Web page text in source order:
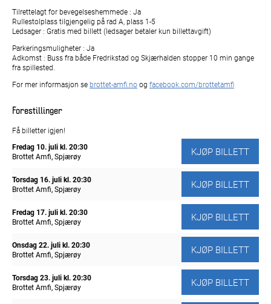
Tilrettelagt for bevegelseshemmede : Ja
Rullestolplass tilgjengelig på rad A, plass 1-5
Ledsager : Gratis med billett (ledsager betaler kun billettavgift)
Parkeringsmuligheter : Ja
Adkomst : Buss fra både Fredrikstad og Skjærhalden stopper 10 min gange
fra spillested.
For mer informasjon se brottet-amfi.noog facebook.com/brottetamfi
Forestillinger
Få billetter igjen!
Fredag 10. julikl. 20:30
Brottet Amfi, Spjærøy
KJØP BILLETT
Torsdag 16. julikl. 20:30
Brottet Amfi, Spjærøy
KJØP BILLETT
Fredag 17. julikl. 20:30
Brottet Amfi, Spjærøy
KJØP BILLETT
Onsdag 22. julikl. 20:30
Brottet Amfi, Spjærøy
KJØP BILLETT
Torsdag 23. julikl. 20:30
Brottet Amfi, Spjærøy
KJØP BILLETT